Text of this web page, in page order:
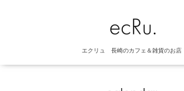
エクリュ 長崎のカフェ＆雑貨のお店